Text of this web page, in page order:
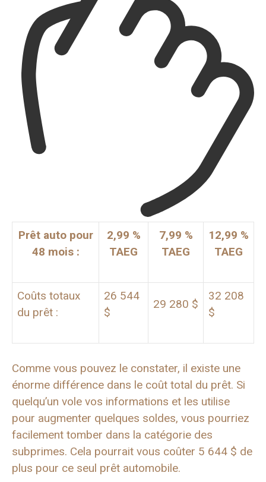
Prêt auto pour
48 mois :
2,99 %
TAEG
7,99 %
TAEG
12,99 %
TAEG
Coûts totaux
du prêt :
26 544
$
29 280 $
32 208
$
Comme vous pouvez le constater, il existe une
énorme différence dans le coût total du prêt. Si
quelqu’un vole vos informations et les utilise
pour augmenter quelques soldes, vous pourriez
facilement tomber dans la catégorie des
subprimes. Cela pourrait vous coûter 5 644 $ de
plus pour ce seul prêt automobile.